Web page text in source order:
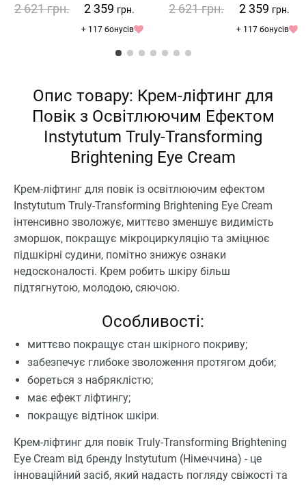
2 621грн. 2 359 грн.
+ 117 бонусів
2 621грн. 2 359 грн.
+ 117 бонусів
Опис товару: Крем-ліфтинг для
Повік з Освітлюючим Ефектом
Instytutum Truly-Transforming
Brightening Eye Cream
Крем-ліфтинг для повік із освітлюючим ефектом
Instytutum Truly-Transforming Brightening Eye Cream
інтенсивно зволожує, миттєво зменшує видимість
зморшок, покращує мікроциркуляцію та зміцнює
підшкірні судини, помітно знижує ознаки
недосконалості. Крем робить шкіру більш
підтягнутою, молодою, сяючою.
Особливості:
миттєво покращує стан шкірного покриву;
забезпечує глибоке зволоження протягом доби;
бореться з набряклістю;
має ефект ліфтингу;
покращує відтінок шкіри.
Крем-ліфтинг для повік Truly-Transforming Brightening
Eye Cream від бренду Instytutum (Німеччина) - це
інноваційний засіб, який надасть погляду свіжості та